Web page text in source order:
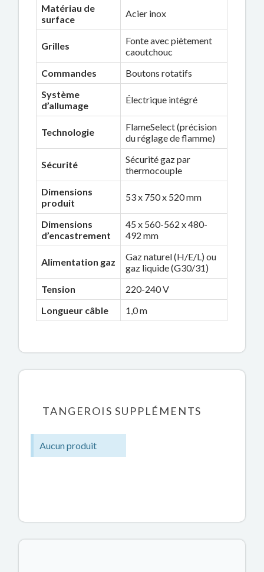
Matériau de
surface
Acier inox
Grilles
Fonte avec piètement
caoutchouc
Commandes
Boutons rotatifs
Système
d’allumage
Électrique intégré
Technologie
FlameSelect (précision
du réglage de flamme)
Sécurité
Sécurité gaz par
thermocouple
Dimensions
produit
53 x 750 x 520 mm
Dimensions
d’encastrement
45 x 560-562 x 480-
492 mm
Alimentation gaz
Gaz naturel (H/E/L) ou
gaz liquide (G30/31)
Tension
220-240 V
Longueur câble
1,0 m
TANGEROIS SUPPLÉMENTS
Aucun produit